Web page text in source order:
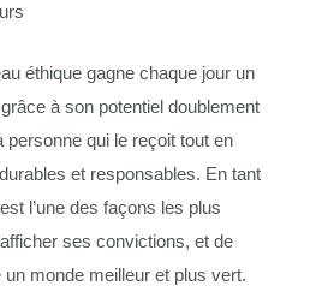
éthique gagne chaque jour un
à son potentiel doublement
personne qui le reçoit tout en
et responsables. En tant
l’une des façons les plus
ses convictions, et de
monde meilleur et plus vert.